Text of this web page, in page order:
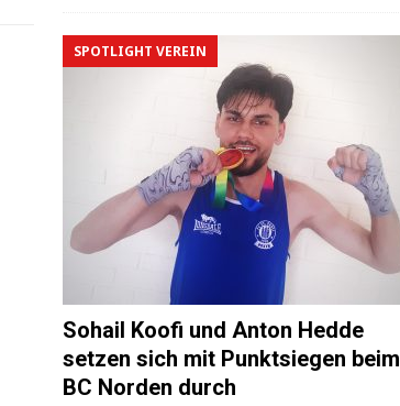
SPOTLIGHT VEREIN
Sohail Koofi und Anton Hedde
setzen sich mit Punktsiegen beim
BC Norden durch